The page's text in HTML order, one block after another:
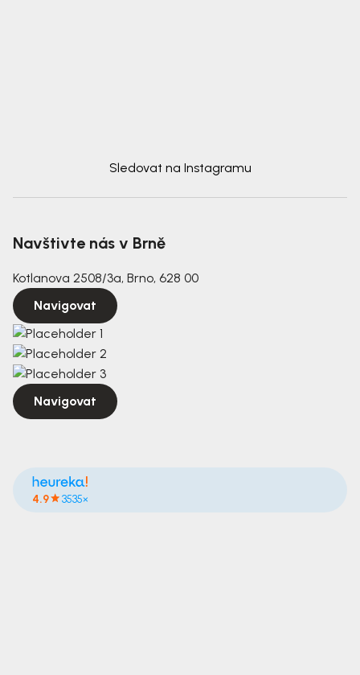
Sledovat na Instagramu
Navštivte nás v Brně
Kotlanova 2508/3a, Brno, 628 00
Navigovat
Navigovat
4.9 3535×